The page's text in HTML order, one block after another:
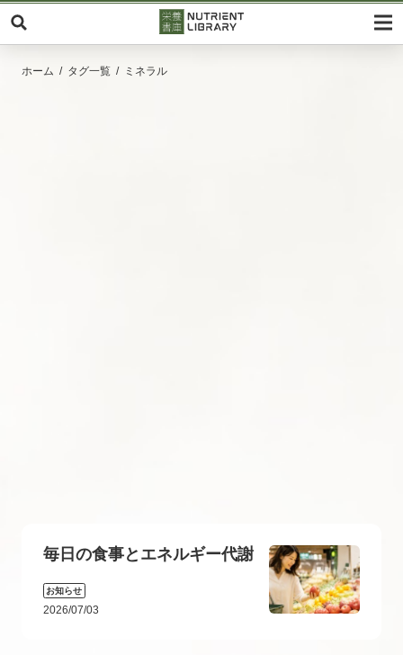
ホーム タグ一覧 ミネラル
毎日の食事とエネルギー代謝
お知らせ
2026/07/03